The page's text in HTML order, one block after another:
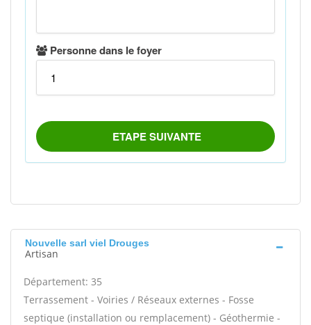
Nouvelle sarl viel Drouges
Artisan
Département: 35
Terrassement - Voiries / Réseaux externes - Fosse
septique (installation ou remplacement) - Géothermie -